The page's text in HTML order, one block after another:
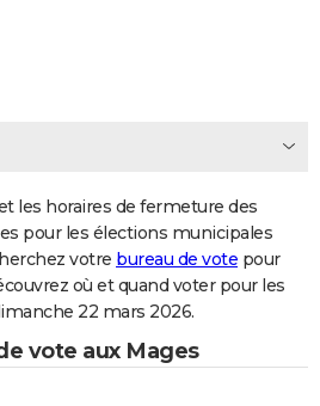
les horaires de fermeture des
pour les élections municipales
votre bureau de vote pour
où et quand voter pour les
22 mars 2026.
vote aux Mages